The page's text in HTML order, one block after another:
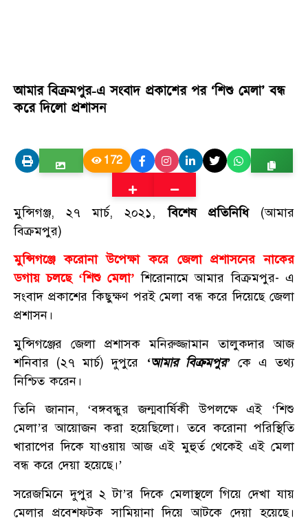
আমার বিক্রমপুর-এ সংবাদ প্রকাশের পর ‘শিশু মেলা’ বন্ধ
করে দিলো প্রশাসন
172
মুন্সিগঞ্জ, ২৭ মার্চ, ২০২১,বিশেষ প্রতিনিধি(আমার
বিক্রমপুর)
মুন্সিগঞ্জে করোনা উপেক্ষা করে জেলা প্রশাসনের নাকের
ডগায় চলছে ‘শিশু মেলা’ শিরোনামে আমার বিক্রমপুর- এ
সংবাদ প্রকাশের কিছুক্ষণ পরই মেলা বন্ধ করে দিয়েছে জেলা
প্রশাসন।
মুন্সিগঞ্জের জেলা প্রশাসক মনিরুজ্জামান তালুকদার আজ
শনিবার (২৭ মার্চ) দুপুরে
‘আমার বিক্রমপুর’কে এ তথ্য
নিশ্চিত করেন।
তিনি জানান, ‘বঙ্গবন্ধুর জন্মবার্ষিকী উপলক্ষে এই ‘শিশু
মেলা’র আয়োজন করা হয়েছিলো। তবে করোনা পরিস্থিতি
খারাপের দিকে যাওয়ায় আজ এই মুহুর্ত থেকেই এই মেলা
বন্ধ করে দেয়া হয়েছে।’
সরেজমিনে দুপুর ২ টা’র দিকে মেলাস্থলে গিয়ে দেখা যায়
মেলার প্রবেশফটক সামিয়ানা দিয়ে আটকে দেয়া হয়েছে।